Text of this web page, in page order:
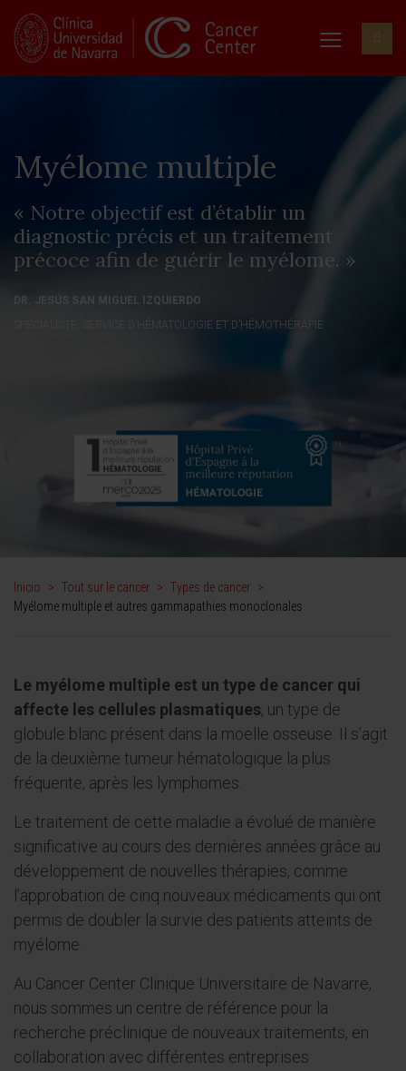
Myélome multiple
« Notre objectif est d’établir un
diagnostic précis et un traitement
précoce afin de guérir le myélome. »
DR. JESÚS SAN MIGUEL IZQUIERDO
SPÉCIALISTE. SERVICE D’HÉMATOLOGIE ET D’HÉMOTHÉRAPIE
Inicio > Tout sur le cancer > Types de cancer >
Myélome multiple et autres gammapathies monoclonales
Le myélome multiple est un type de cancer qui
affecte les cellules plasmatiques, un type de
globule blanc présent dans la moelle osseuse. Il s’agit
de la deuxième tumeur hématologique la plus
fréquente, après les lymphomes.
Le traitement de cette maladie a évolué de manière
significative au cours des dernières années grâce au
développement de nouvelles thérapies, comme
l’approbation de cinq nouveaux médicaments qui ont
permis de doubler la survie des patients atteints de
myélome.
Au Cancer Center Clinique Universitaire de Navarre,
nous sommes un centre de référence pour la
recherche préclinique de nouveaux traitements, en
collaboration avec différentes entreprises